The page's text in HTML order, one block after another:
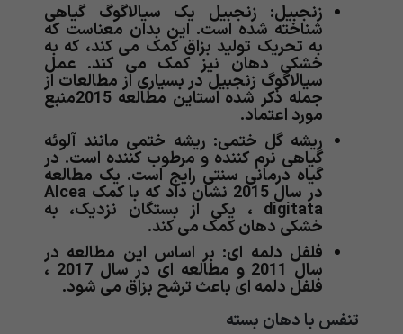
زنجبیل: زنجبیل یک سیالاگوگ گیاهی
شناخته شده است. این بدان معناست که
به تحریک تولید بزاق کمک می کند، که به
خشکی دهان نیز کمک می کند. عمل
سیالاگوگ زنجبیل در بسیاری از مطالعات از
جمله ذکر شده استاین مطالعه 2015منبع
مورد اعتماد.
ریشه گل ختمی: ریشه ختمی مانند آلوئه
گیاهی نرم کننده و مرطوب کننده است. در
گیاه درمانی سنتی رایج است. یک مطالعه
در سال 2015 نشان داد که با کمک Alcea
digitata ، یکی از بستگان نزدیک، به
خشکی دهان کمک می کند.
فلفل دلمه ای: بر اساس این مطالعه در
سال 2011 و مطالعه ای در سال 2017 ،
فلفل دلمه ای باعث ترشح بزاق می شود.
تنفس با دهان بسته